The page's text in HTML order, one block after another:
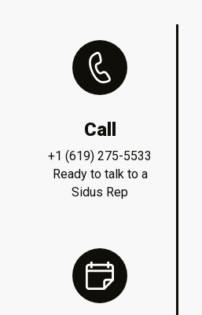
Call
+1 (619) 275-5533
Ready to talk to a
Sidus Rep